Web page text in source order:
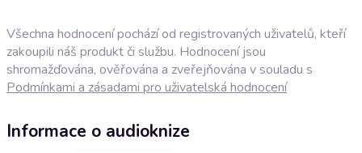
Všechna hodnocení pochází od registrovaných uživatelů, kteří
zakoupili náš produkt či službu. Hodnocení jsou
shromažďována, ověřována a zveřejňována v souladu s
Podmínkami a zásadami pro uživatelská hodnocení
Informace o audioknize